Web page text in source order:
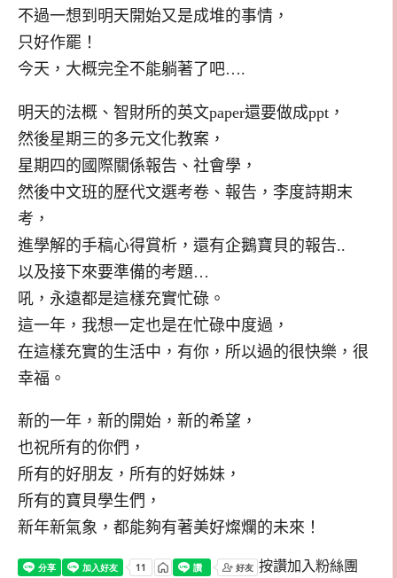
不過一想到明天開始又是成堆的事情，
只好作罷！
今天，大概完全不能躺著了吧….
明天的法概、智財所的英文paper還要做成ppt，
然後星期三的多元文化教案，
星期四的國際關係報告、社會學，
然後中文班的歷代文選考卷、報告，李度詩期末
考，
進學解的手稿心得賞析，還有企鵝寶貝的報告..
以及接下來要準備的考題…
吼，永遠都是這樣充實忙碌。
這一年，我想一定也是在忙碌中度過，
在這樣充實的生活中，有你，所以過的很快樂，很
幸福。
新的一年，新的開始，新的希望，
也祝所有的你們，
所有的好朋友，所有的好姊妹，
所有的寶貝學生們，
新年新氣象，都能夠有著美好燦爛的未來！
按讚加入粉絲團